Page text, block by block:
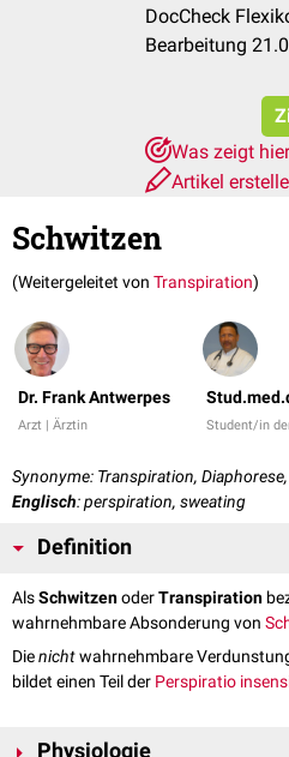
DocCheck
Bearbeitung
Was zeigt
Artikel
Schwitzen
(Weitergeleitet von Transpiration)
Dr. Frank Antwerpes
Arzt | Ärztin Student/in
Synonyme: Transpiration,
Englisch: perspiration, sweating
Definition
AlsSchwitzenoderTranspiration
wahrnehmbare Absonderung von
Dienichtwahrnehmbare
bildet einen Teil der Perspiratio
Physiologie